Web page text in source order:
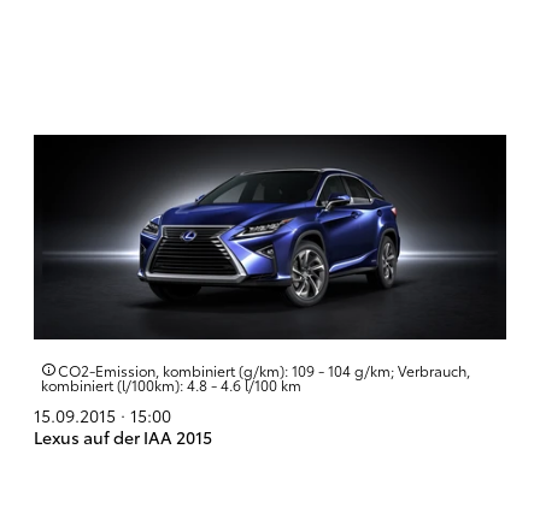
CO2-Emission, kombiniert (g/km): 109 - 104 g/km; Verbrauch,
kombiniert (l/100km): 4.8 - 4.6 l/100 km
15.09.2015 · 15:00
Lexus auf der IAA 2015